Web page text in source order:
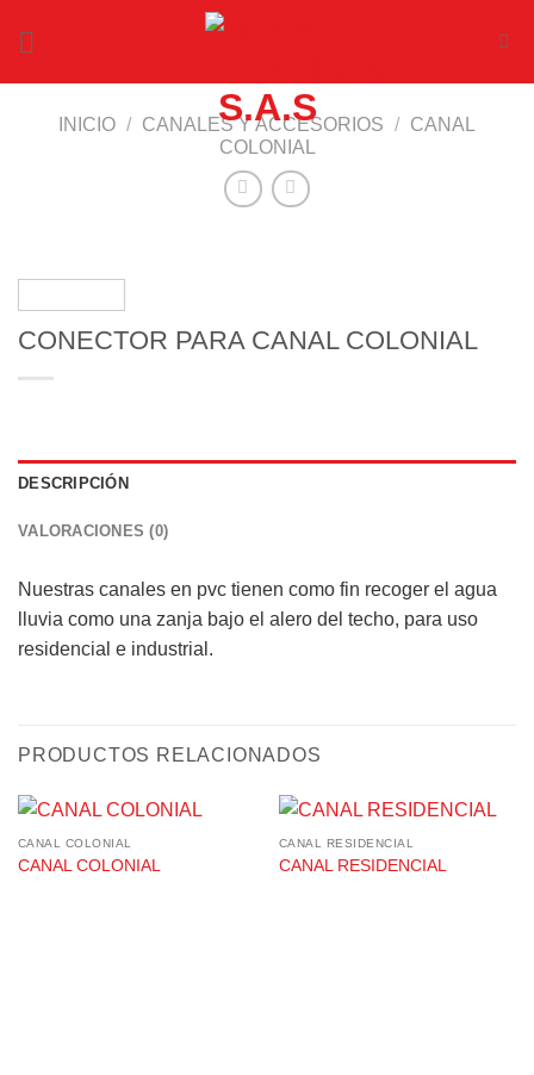
INICIO / CANALES Y ACCESORIOS /
CANAL
COLONIAL
CONECTOR PARA CANAL COLONIAL
DESCRIPCIÓN
VALORACIONES (0)
Nuestras canales en pvc tienen como fin recoger el agua
lluvia como una zanja bajo el alero del techo, para uso
residencial e industrial.
PRODUCTOS RELACIONADOS
CANAL COLONIAL
CANAL COLONIAL
CANAL RESIDENCIAL
CANAL RESIDENCIAL